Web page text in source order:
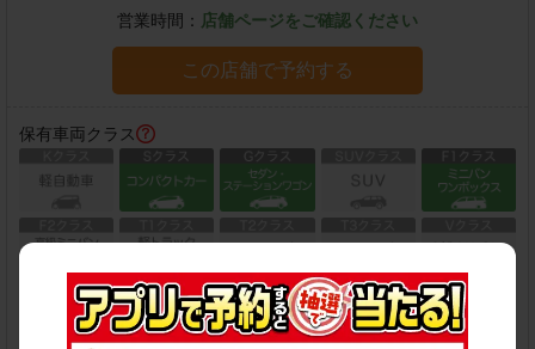
営業時間： 店舗ページをご確認ください
この店舗で予約する
保有車両クラス
各種サービス